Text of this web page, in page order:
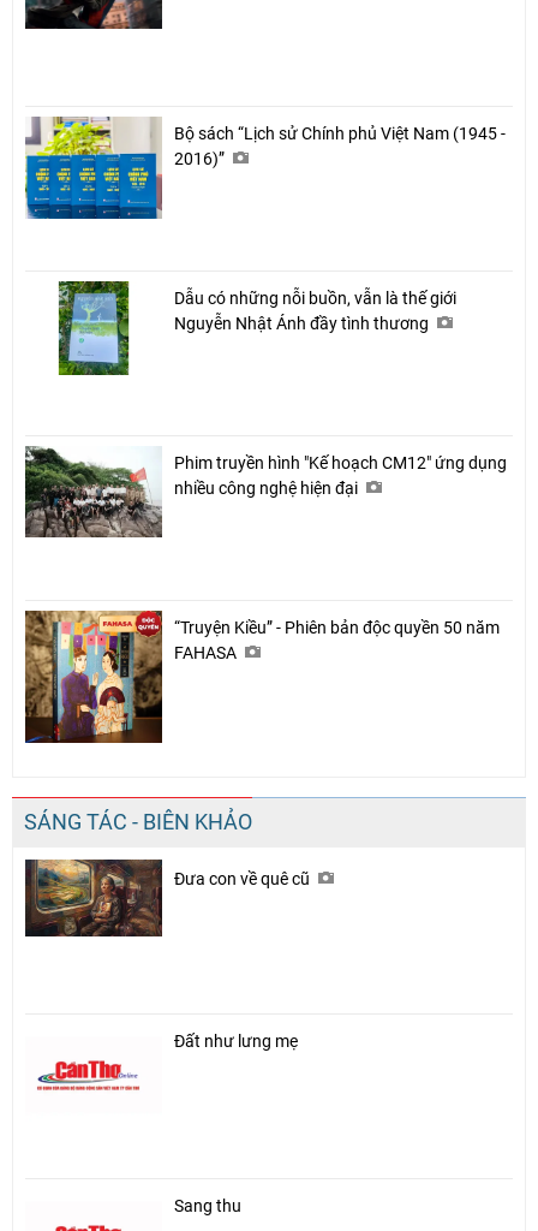
Bộ sách “Lịch sử Chính phủ Việt Nam (1945 -
2016)”
Dẫu có những nỗi buồn, vẫn là thế giới
Nguyễn Nhật Ánh đầy tình thương
Phim truyền hình "Kế hoạch CM12" ứng dụng
nhiều công nghệ hiện đại
“Truyện Kiều” - Phiên bản độc quyền 50 năm
FAHASA
SÁNG TÁC - BIÊN KHẢO
Đưa con về quê cũ
Đất như lưng mẹ
Sang thu